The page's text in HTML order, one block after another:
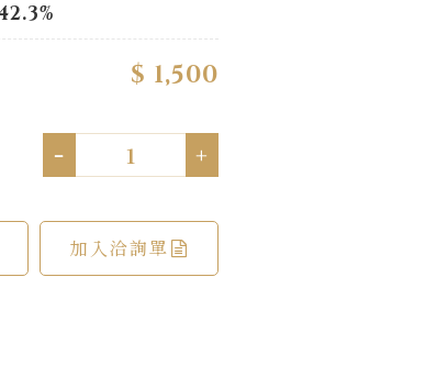
$ 1,500
- +
加入洽詢單